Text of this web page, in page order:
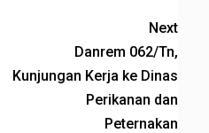
Next
Danrem 062/Tn,
Kunjungan Kerja ke Dinas
Perikanan dan
Peternakan